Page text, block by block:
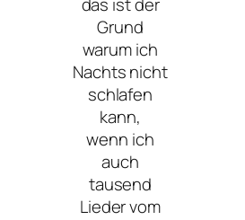
das ist der
Grund
warum ich
Nachts nicht
schlafen
kann,
wenn ich
auch
tausend
Lieder vom